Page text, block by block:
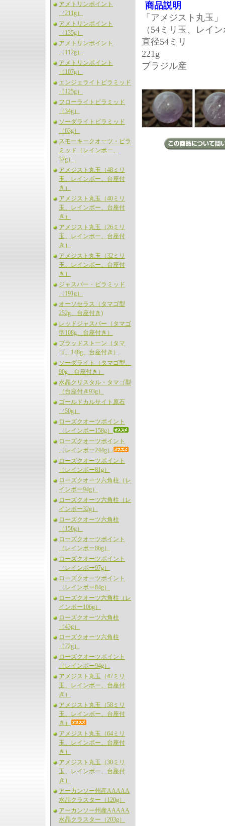
アメトリンポイント
（211g）
アメトリンポイント
（135g）
アメトリンポイント
（112g）
アメトリンポイント
（107g）
エンジェライトピラミッド
（125g）
フローライトピラミッド
（34g）
ソーダライトピラミッド
（63g）
スモーキークオーツ・ピラ
ミッド（レインボー、
37g）
アメジスト丸玉（48ミリ
玉、レインボー、台座付
き）
アメジスト丸玉（40ミリ
玉、レインボー、台座付
き）
アメジスト丸玉（26ミリ
玉、レインボー、台座付
き）
アメジスト丸玉（32ミリ
玉、レインボー、台座付
き）
ジャスパー・ピラミッド
（191g）
オーソセラス（タマゴ型
252g、台座付き)
レッドジャスパー（タマゴ
型108g、台座付き）
ブラッドストーン（タマ
ゴ、148g、台座付き）
ソーダライト（タマゴ型、
90g、台座付き）
水晶クリスタル・タマゴ型
（台座付き93g）
ゴールドカルサイト原石
（50g）
ローズクオーツポイント
（レインボー158g）
ローズクオーツポイント
（レインボー244g）
ローズクオーツポイント
（レインボー81g）
ローズクオーツ六角柱（レ
インボー94g）
ローズクオーツ六角柱（レ
インボー32g）
ローズクオーツ六角柱
（156g）
ローズクオーツポイント
（レインボー86g）
ローズクオーツポイント
（レインボー97g）
ローズクオーツポイント
（レインボー84g）
ローズクオーツ六角柱（レ
インボー106g）
ローズクオーツ六角柱
（43g）
ローズクオーツ六角柱
（72g）
ローズクオーツポイント
（レインボー94g）
アメジスト丸玉（47ミリ
玉、レインボー、台座付
き）
アメジスト丸玉（58ミリ
玉、レインボー、台座付
き）
アメジスト丸玉（64ミリ
玉、レインボー、台座付
き）
アメジスト丸玉（30ミリ
玉、レインボー、台座付
き）
アーカンソー州産AAAAA
水晶クラスター（120g）
アーカンソー州産AAAAA
水晶クラスター（203g）
商品説明
「アメジスト丸玉」
（54ミリ玉、レイ
直径54ミリ
221g
ブラジル産